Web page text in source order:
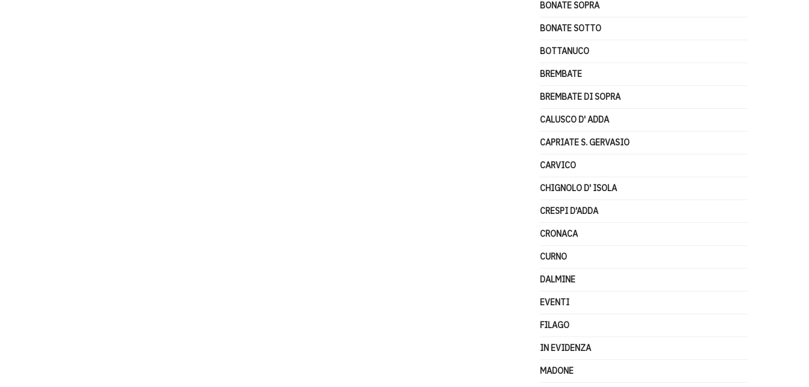
BONATE SOPRA
BONATE SOTTO
BOTTANUCO
BREMBATE
BREMBATE DI SOPRA
CALUSCO D' ADDA
CAPRIATE S. GERVASIO
CARVICO
CHIGNOLO D' ISOLA
CRESPI D'ADDA
CRONACA
CURNO
DALMINE
EVENTI
FILAGO
IN EVIDENZA
MADONE